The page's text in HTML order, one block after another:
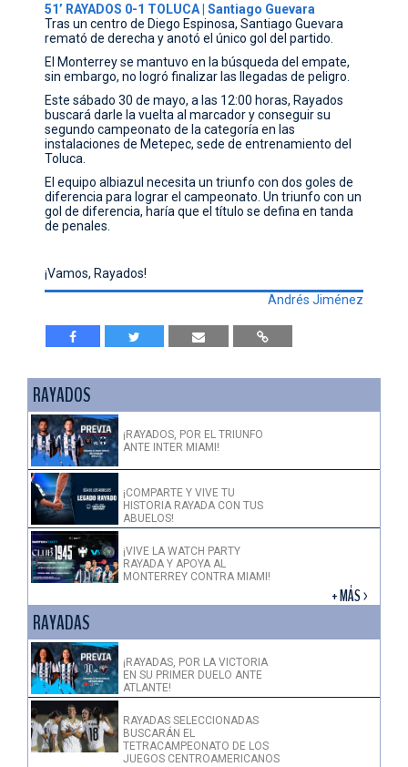
51’ RAYADOS 0-1 TOLUCA | Santiago Guevara
Tras un centro de Diego Espinosa, Santiago Guevara
remató de derecha y anotó el único gol del partido.
El Monterrey se mantuvo en la búsqueda del empate,
sin embargo, no logró finalizar las llegadas de peligro.
Este sábado 30 de mayo, a las 12:00 horas, Rayados
buscará darle la vuelta al marcador y conseguir su
segundo campeonato de la categoría en las
instalaciones de Metepec, sede de entrenamiento del
Toluca.
El equipo albiazul necesita un triunfo con dos goles de
diferencia para lograr el campeonato. Un triunfo con un
gol de diferencia, haría que el título se defina en tanda
de penales.
¡Vamos, Rayados!
Andrés Jiménez
RAYADOS
¡RAYADOS, POR EL TRIUNFO
ANTE INTER MIAMI!
¡COMPARTE Y VIVE TU
HISTORIA RAYADA CON TUS
ABUELOS!
¡VIVE LA WATCH PARTY
RAYADA Y APOYA AL
MONTERREY CONTRA MIAMI!
+ MÁS >
RAYADAS
¡RAYADAS, POR LA VICTORIA
EN SU PRIMER DUELO ANTE
ATLANTE!
RAYADAS SELECCIONADAS
BUSCARÁN EL
TETRACAMPEONATO DE LOS
JUEGOS CENTROAMERICANOS